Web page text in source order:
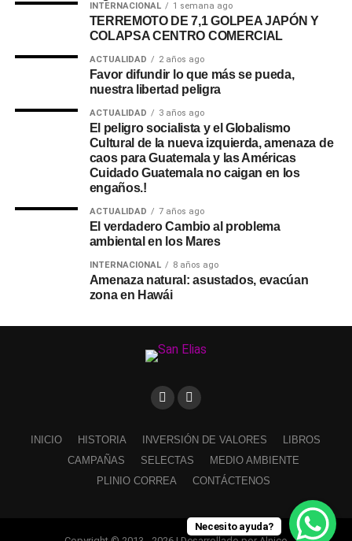
INTERNACIONAL 1 semana ago
TERREMOTO DE 7,1 GOLPEA JAPÓN Y
COLAPSA CENTRO COMERCIAL
ACTUALIDAD 2 años ago
Favor difundir lo que más se pueda,
nuestra libertad peligra
ACTUALIDAD 3 años ago
El peligro socialista y el Globalismo
Cultural de la nueva izquierda, amenaza de
caos para Guatemala y las Américas
Cuidado Guatemala no caigan en los
engaños.!
ACTUALIDAD 7 años ago
El verdadero Cambio al problema
ambiental en los Mares
INTERNACIONAL 8 años ago
Amenaza natural: asustados, evacúan
zona en Hawái
INICIO HISTORIA INVERSIÓN DE VALORES
LIBROS
CAMPAÑAS
SELECTAS
MEDIO AMBIENTE
PLINIO CORREA
CONTÁCTENOS
Necesito ayuda?